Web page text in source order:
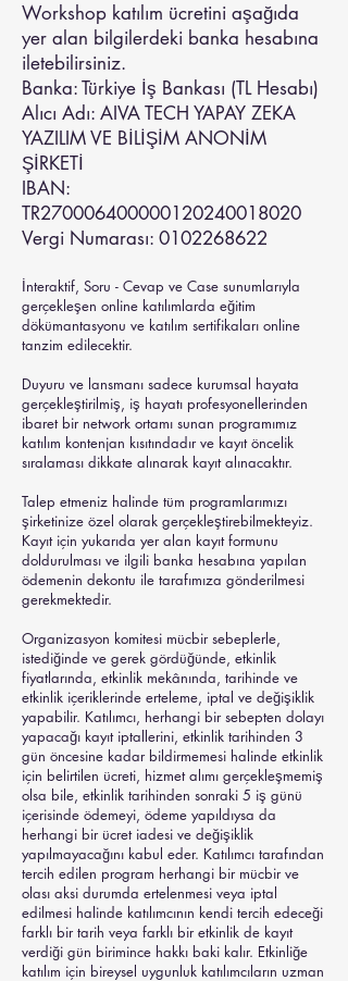
Workshop katılım ücretini aşağıda
yer alan bilgilerdeki banka hesabına
iletebilirsiniz.
Banka: Türkiye İş Bankası (TL Hesabı)
Alıcı Adı: AIVA TECH YAPAY ZEKA
YAZILIM VE BİLİŞİM ANONİM
ŞİRKETİ
IBAN:
TR270006400000120240018020
Vergi Numarası: 0102268622
İnteraktif, Soru - Cevap ve Case sunumlarıyla
gerçekleşen online katılımlarda eğitim
dökümantasyonu ve katılım sertifikaları online
tanzim edilecektir.
Duyuru ve lansmanı sadece kurumsal hayata
gerçekleştirilmiş, iş hayatı profesyonellerinden
ibaret bir network ortamı sunan programımız
katılım kontenjan kısıtındadır ve kayıt öncelik
sıralaması dikkate alınarak kayıt alınacaktır.
Talep etmeniz halinde tüm programlarımızı
şirketinize özel olarak gerçekleştirebilmekteyiz.
​Kayıt için yukarıda yer alan kayıt formunu
doldurulması ve ilgili banka hesabına yapılan
ödemenin dekontu ile tarafımıza gönderilmesi
gerekmektedir.
Organizasyon komitesi mücbir sebeplerle,
istediğinde ve gerek gördüğünde, etkinlik
fiyatlarında, etkinlik mekânında, tarihinde ve
etkinlik içeriklerinde erteleme, iptal ve değişiklik
yapabilir. Katılımcı, herhangi bir sebepten dolayı
yapacağı kayıt iptallerini, etkinlik tarihinden 3
gün öncesine kadar bildirmemesi halinde etkinlik
için belirtilen ücreti, hizmet alımı gerçekleşmemiş
olsa bile, etkinlik tarihinden sonraki 5 iş günü
içerisinde ödemeyi, ödeme yapıldıysa da
herhangi bir ücret iadesi ve değişiklik
yapılmayacağını kabul eder. Katılımcı tarafından
tercih edilen program herhangi bir mücbir ve
olası aksi durumda ertelenmesi veya iptal
edilmesi halinde katılımcının kendi tercih edeceği
farklı bir tarih veya farklı bir etkinlik de kayıt
verdiği gün birimince hakkı baki kalır. Etkinliğe
katılım için bireysel uygunluk katılımcıların uzman